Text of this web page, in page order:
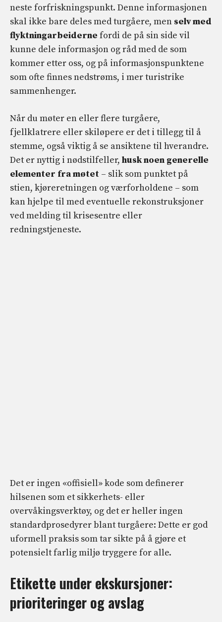
neste forfriskningspunkt. Denne informasjonen
skal ikke bare deles med turgåere, men selv med
flyktningarbeiderne fordi de på sin side vil
kunne dele informasjon og råd med de som
kommer etter oss, og på informasjonspunktene
som ofte finnes nedstrøms, i mer turistrike
sammenhenger.
Når du møter en eller flere turgåere,
fjellklatrere eller skiløpere er det i tillegg til å
stemme, også viktig å se ansiktene til hverandre.
Det er nyttig i nødstilfeller, husk noen generelle
elementer fra møtet – slik som punktet på
stien, kjøreretningen og værforholdene – som
kan hjelpe til med eventuelle rekonstruksjoner
ved melding til krisesentre eller
redningstjeneste.
Det er ingen «offisiell» kode som definerer
hilsenen som et sikkerhets- eller
overvåkingsverktøy, og det er heller ingen
standardprosedyrer blant turgåere: Dette er god
uformell praksis som tar sikte på å gjøre et
potensielt farlig miljø tryggere for alle.
Etikette under ekskursjoner:
prioriteringer og avslag